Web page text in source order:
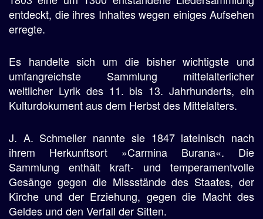
entdeckt, die ihres Inhaltes wegen einiges Aufsehen
erregte.
Es handelte sich um die bisher wichtigste und
umfangreichste Sammlung mittelalterlicher
weltlicher Lyrik des 11. bis 13. Jahrhunderts, ein
Kulturdokument aus dem Herbst des Mittelalters.
J. A. Schmeller nannte sie 1847 lateinisch nach
ihrem Herkunftsort »Carmina Burana«. Die
Sammlung enthält kraft- und temperamentvolle
Gesänge gegen die Missstände des Staates, der
Kirche und der Erziehung, gegen die Macht des
Geldes und den Verfall der Sitten.